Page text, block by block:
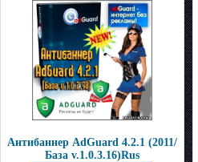
Антибаннер AdGuard 4.2.1 (2011/
База v.1.0.3.16)Rus